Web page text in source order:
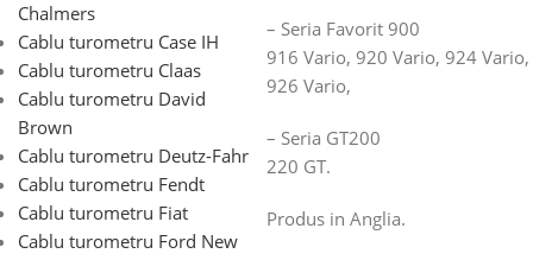
Chalmers
Cablu turometru Case IH
Cablu turometru Claas
Cablu turometru David
Brown
Cablu turometru Deutz-Fahr
Cablu turometru Fendt
Cablu turometru Fiat
Cablu turometru Ford New
– Seria Favorit 900
916 Vario, 920 Vario, 924 Vario,
926 Vario,
– Seria GT200
220 GT.
Produs in Anglia.